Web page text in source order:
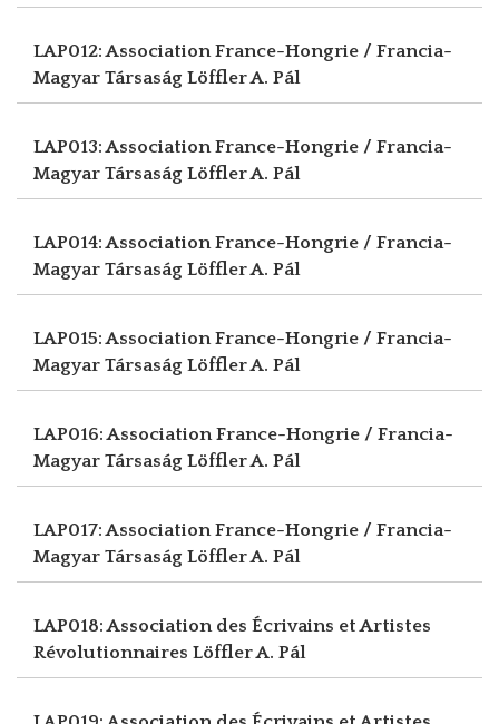
LAP012: Association France-Hongrie / Francia-
Magyar Társaság Löffler A. Pál
LAP013: Association France-Hongrie / Francia-
Magyar Társaság Löffler A. Pál
LAP014: Association France-Hongrie / Francia-
Magyar Társaság Löffler A. Pál
LAP015: Association France-Hongrie / Francia-
Magyar Társaság Löffler A. Pál
LAP016: Association France-Hongrie / Francia-
Magyar Társaság Löffler A. Pál
LAP017: Association France-Hongrie / Francia-
Magyar Társaság Löffler A. Pál
LAP018: Association des Écrivains et Artistes
Révolutionnaires Löffler A. Pál